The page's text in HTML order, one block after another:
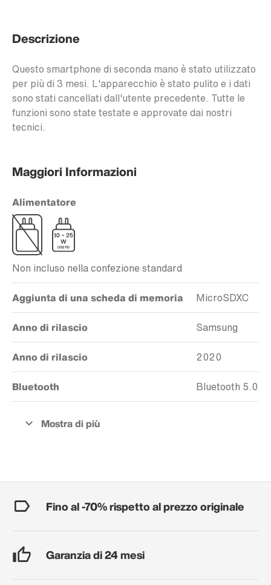
Descrizione
Questo smartphone di seconda mano è stato utilizzato
per più di 3 mesi. L'apparecchio è stato pulito e i dati
sono stati cancellati dall'utente precedente. Tutte le
funzioni sono state testate e approvate dai nostri
tecnici.
Maggiori Informazioni
Alimentatore
Non incluso nella confezione standard
Aggiunta di una scheda di memoria MicroSDXC
Anno di rilascio Samsung
Anno di rilascio 2020
Bluetooth Bluetooth 5.0
Fino al -70% rispetto al prezzo originale
Garanzia di 24 mesi